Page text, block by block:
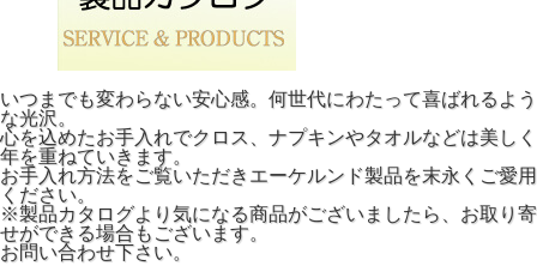
いつまでも変わらない安心感。何世代にわたって喜ばれるよう
な光沢。
心を込めたお手入れでクロス、ナプキンやタオルなどは美しく
年を重ねていきます。
お手入れ方法をご覧いただきエーケルンド製品を末永くご愛用
ください。
※製品カタログより気になる商品がございましたら、お取り寄
せができる場合もございます。
お問い合わせ下さい。